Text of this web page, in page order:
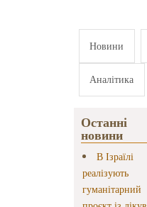
Новини
Аналітика
Останні
новини
В Ізраїлі
реалізують
гуманітарний